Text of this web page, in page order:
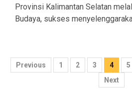
Provinsi Kalimantan Selatan
Budaya, sukses
Navigasi
Previous 1 2 3 4 5
Next